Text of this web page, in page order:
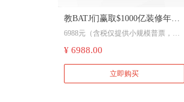
教BATJ们赢取$1000亿装修年营
收（四篇章视频课 ）：
13716596733
6988元（含税仅提供小规模普票，可
分钟时间（下单后须在一周内预约，
仅限1人30天内到现场互动且严禁携带
¥ 6988.00
立即购买